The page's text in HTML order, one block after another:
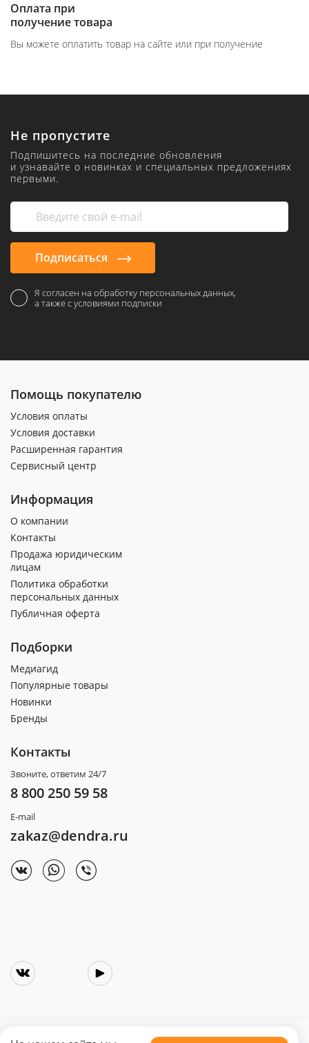
Оплата при
получение товара
Вы можете оплатить товар на сайте или при получение
Не пропустите
Подпишитесь на последние обновления
и узнавайте о новинках и специальных предложениях
первыми.
Подписаться
Я согласен на обработку персональных данных,
а также с условиями подписки
Помощь покупателю
Условия оплаты
Условия доставки
Расширенная гарантия
Сервисный центр
Информация
О компании
Контакты
Продажа юридическим
лицам
Политика обработки
персональных данных
Публичная оферта
Подборки
Медиагид
Популярные товары
Новинки
Бренды
Контакты
Звоните, ответим 24/7
8 800 250 59 58
E-mail
zakaz@dendra.ru